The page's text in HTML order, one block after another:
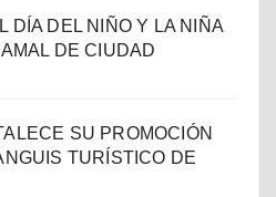
DÍA DEL NIÑO Y LA NIÑA
DE CIUDAD
SU PROMOCIÓN
TURÍSTICO DE